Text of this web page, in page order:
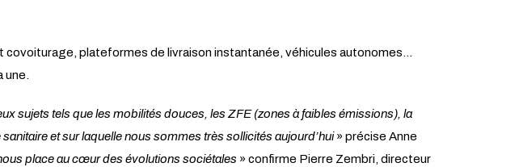
plateformes de livraison instantanée, véhicules autonomes…
une.
sujets tels que les mobilités douces, les ZFE (zones à faibles émissions), la
et sur laquelle nous sommes très sollicités aujourd’hui» précise Anne
place au cœur des évolutions sociétales » confirme Pierre Zembri, directeur